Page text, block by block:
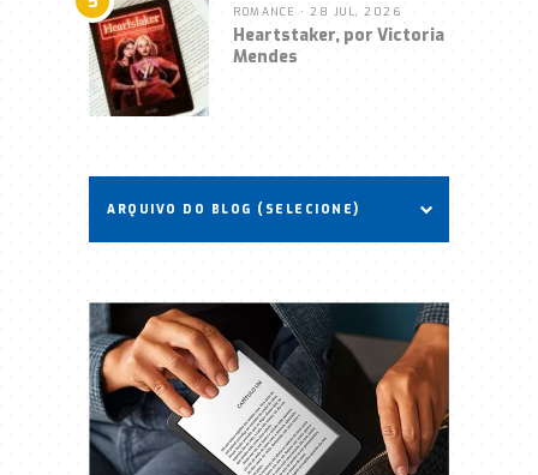
ROMANCE • 28 JUL, 2026
Heartstaker, por Victoria
Mendes
ARQUIVO DO BLOG (SELECIONE)